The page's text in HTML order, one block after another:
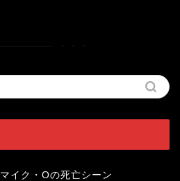
マイク・Oの死亡シーン